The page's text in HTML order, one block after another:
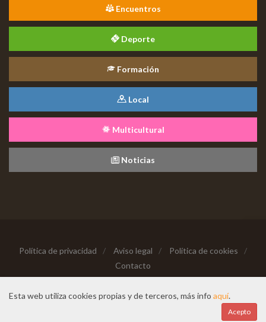
Encuentros
Deporte
Formación
Local
Multicultural
Noticias
Política de privacidad / Aviso legal / Política de cookies
/
Contacto
Hecho con cariño desde
Esta web utiliza cookies propias y de terceros, más info aquí.
Acepto